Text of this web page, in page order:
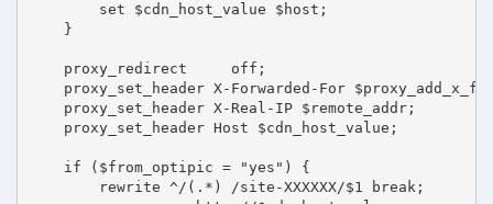
        set $cdn_host_value $host;
    }
    proxy_redirect     off;
proxy_set_header X-Forwarded-For
    proxy_set_header X-Real-IP $remote_addr;
    proxy_set_header Host $cdn_host_value;
    if ($from_optipic = "yes") {
        rewrite ^/(.*) /site-XXXXXX/$1 break;